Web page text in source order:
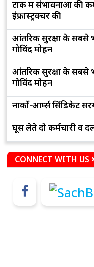
टोंक में संभावनाओं की
इंफ्रास्ट्रक्चर की
आंतरिक सुरक्षा के सबसे
गोविंद मोहन
आंतरिक सुरक्षा के सबसे
गोविंद मोहन
नार्को-आर्म्स सिंडिकेट
घूस लेते दो कर्मचारी व
CONNECT WITH US